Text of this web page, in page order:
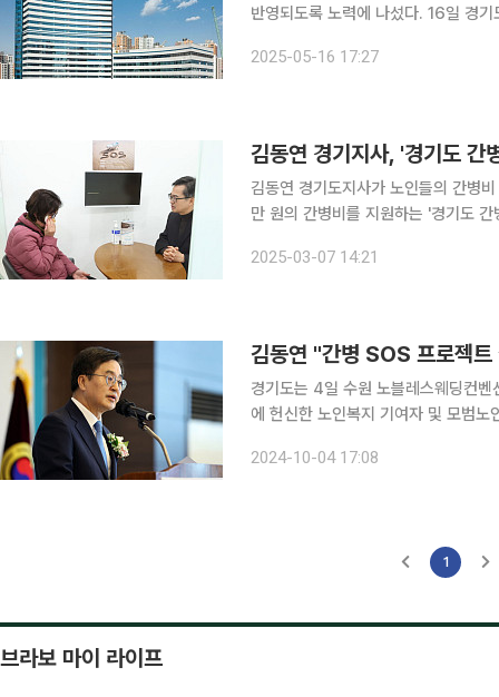
반영되도록 노력에 나섰다. 16일 경기도에 따르면 김성중 경기도 행정1부지사가 김승원 더불어민주
가 건의한 자료에는 경기도가 전국 최
2025-05-16 17:27
김동연 경기지사, '경기도 간
김동연 경기도지사가 노인들의 간병
만 원의 간병비를 지원하는 '경기도 간병
2025-03-07 14:21
김동연 "간병 SOS 프로젝
경기도는 4일 수원 노블레스웨딩컨
에 헌신한 노인복지 기여자 및 모범노인 등 유공자 13
시행했다. 두 번째는 경로당 운영경
2024-10-04 17:08
1
브라보 마이 라이프